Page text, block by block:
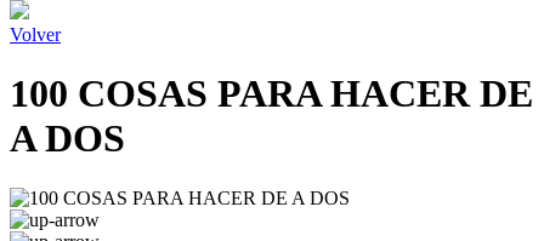
Volver
100 COSAS PARA HACER DE
A DOS